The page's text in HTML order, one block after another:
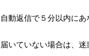
自動返信で５分以内に
届いていない場合は、迷